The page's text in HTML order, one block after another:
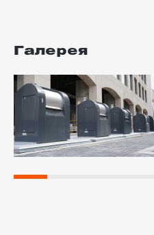
Галерея